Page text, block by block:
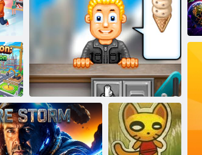
Zımpara taşı
Konteyner Açık
Artırması